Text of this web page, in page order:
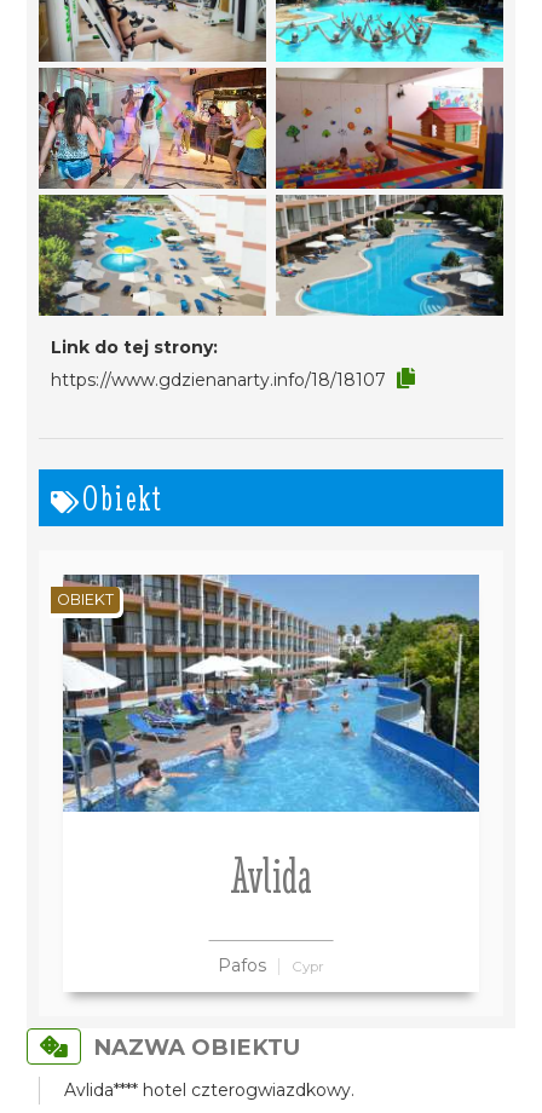
Link do tej strony:
https://www.gdzienanarty.info/18/18107
Obiekt
Avlida
Pafos Cypr
OBIEKT
NAZWA OBIEKTU
Avlida**** hotel czterogwiazdkowy.